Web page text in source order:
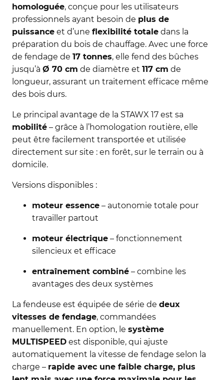
homologuée, conçue pour les utilisateurs
professionnels ayant besoin de plus de
puissanceet d’une flexibilité totaledans la
préparation du bois de chauffage. Avec une force
de fendage de 17 tonnes, elle fend des bûches
jusqu’à Ø 70 cm de diamètre et 117 cm de
longueur, assurant un traitement efficace même
des bois durs.
Le principal avantage de la STAWX 17 est sa
mobilité– grâce à l’homologation routière, elle
peut être facilement transportée et utilisée
directement sur site : en forêt, sur le terrain ou à
domicile.
Versions disponibles :
moteur essence– autonomie totale pour
travailler partout
moteur électrique– fonctionnement
silencieux et efficace
entraînement combiné– combine les
avantages des deux systèmes
La fendeuse est équipée de série de deux
vitesses de fendage, commandées
manuellement. En option, le système
MULTISPEEDest disponible, qui ajuste
automatiquement la vitesse de fendage selon la
charge – rapide avec une faible charge, plus